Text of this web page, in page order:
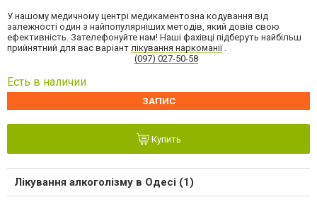
У нашому медичному центрі медикаментозна кодування від
залежності один з найпопулярніших методів, який довів свою
ефективність. Зателефонуйте нам! Наші фахівці підберуть найбільш
прийнятний для вас варіант лікування наркоманії.
(097) 027-50-58
Есть в наличии
ЗАПИС
Купить
Лікування алкоголізму в Одесі (1)